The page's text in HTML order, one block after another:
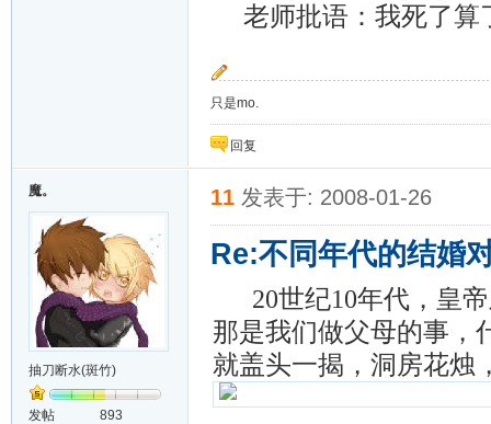
老师批语：我死了算
只是mo.
回复
魔。
抽刀断水(斑竹)
发帖
893
11 发表于: 2008-01-26
Re:不同年代的结婚
20世纪10年代，皇帝
那是我们做父母的事，
就盖头一揭，洞房花烛